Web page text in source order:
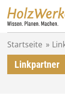
Startseite »
Linkpartner